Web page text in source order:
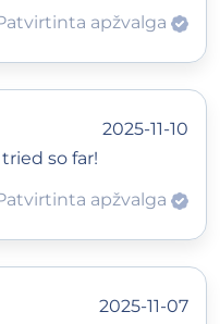
apžvalga
2025-11-10
so far!
apžvalga
2025-11-07